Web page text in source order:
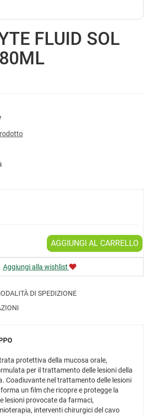
FLUID SOL
AGGIUNGI AL CARRELLO
Aggiungi alla wishlist
DI SPEDIZIONE
protettiva della mucosa orale,
per il trattamento delle lesioni della
Coadiuvante nel trattamento delle lesioni
un film che ricopre e protegge la
lesioni provocate da farmaci,
interventi chirurgici del cavo